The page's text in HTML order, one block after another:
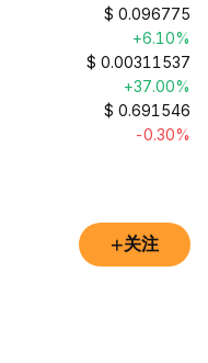
$ 0.096775
+6.10%
$ 0.00311537
+37.00%
$ 0.691546
-0.30%
+关注